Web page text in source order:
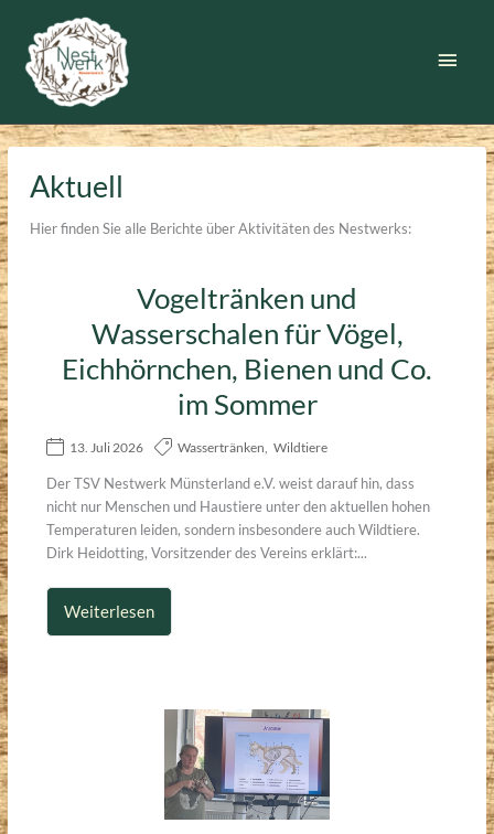
Inhalt
springen
Aktuell
Hier finden Sie alle Berichte über Aktivitäten des Nestwerks:
Vogeltränken und
Wasserschalen für Vögel,
Eichhörnchen, Bienen und Co.
im Sommer
13. Juli 2026 Wassertränken Wildtiere
Der TSV Nestwerk Münsterland e.V. weist darauf hin, dass
nicht nur Menschen und Haustiere unter den aktuellen hohen
Temperaturen leiden, sondern insbesondere auch Wildtiere.
Dirk Heidotting, Vorsitzender des Vereins erklärt:...
Weiterlesen